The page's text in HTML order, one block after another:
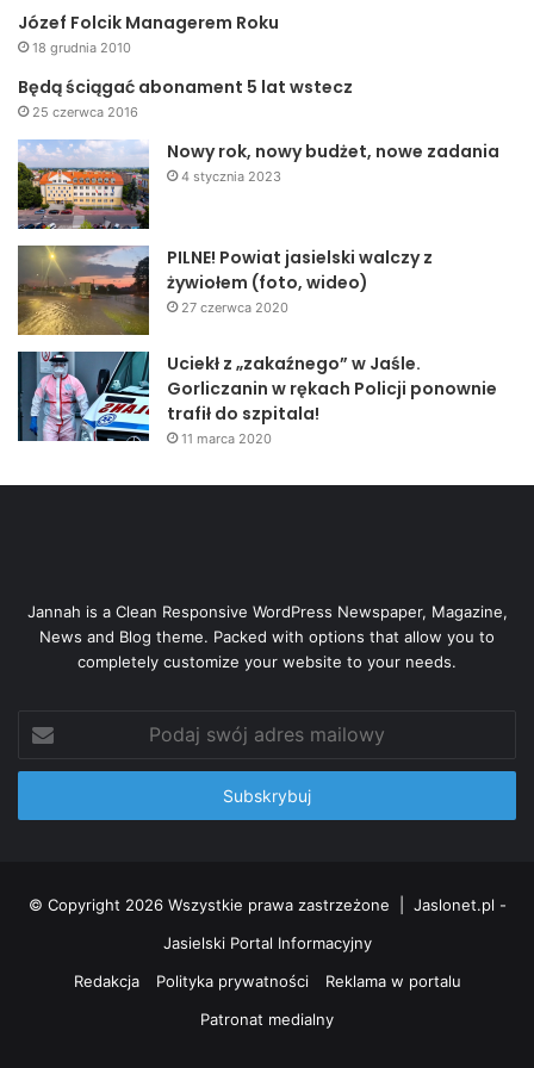
(wilgotność powietrza oraz temperatura), w jakich
znajduje się osuszacz membranowy;
szczelną obudowę, w którą są wyposażone
urządzenia od sprawdzonych dostawców — dzięki
niej sprzęt jest odporniejszy na uderzenia i drgania,
więc rzadziej ulega awariom oraz może być dłużej
eksploatowany;
łatwą obsługę osuszacza membranowego
cichą i płynną pracę,co sprawia, że sprzęt nie
przeszkadza osobom pracującym na danej hali
produkcyjnej;
brak obowiązku przeprowadzania częstej
konserwacji.
Gdzie wykorzystuje się
miejscach, gdzie przepływ powietrza jest niewielki i
wynosi do 3000 l/min. Co więcej, tak jak zostało
wspomniane, ze względu na ich kompaktowe rozmiary na
przedsiębiorstw, których hale mają niewielkie
jest wiele urządzeń o odmiennych specyfikacjach, co
sprawia, że zastosowanie osuszaczy membranowych jest
Przede wszystkimosuszacze membranowe znajdują
zastosowanie w przemyśle spożywczym, a także
medycznym. Są przydatne wszędzie tam, gdzie korzysta
Józef Folcik Managerem Roku
18 grudnia 2010
Będą ściągać abonament 5 lat wstecz
25 czerwca 2016
Nowy rok, nowy budżet, nowe zadania
4 stycznia 2023
PILNE! Powiat jasielski walczy z
żywiołem (foto, wideo)
27 czerwca 2020
Uciekł z „zakaźnego” w Jaśle.
Gorliczanin w rękach Policji ponownie
trafił do szpitala!
11 marca 2020
Jannah is a Clean Responsive WordPress Newspaper, Magazine,
News and Blog theme. Packed with options that allow you to
completely customize your website to your needs.
swój
adres
© Copyright 2026 Wszystkie prawa zastrzeżone | Jaslonet.pl -
Jasielski Portal Informacyjny
Redakcja
Polityka prywatności
Reklama w portalu
Patronat medialny